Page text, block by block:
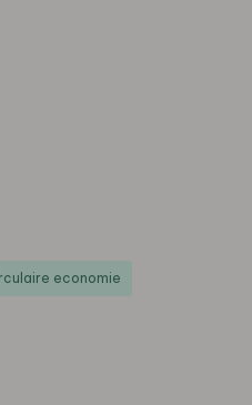
economie